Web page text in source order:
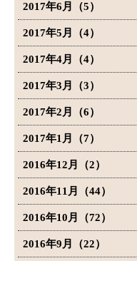
2017年6月（5）
2017年5月（4）
2017年4月（4）
2017年3月（3）
2017年2月（6）
2017年1月（7）
2016年12月（2）
2016年11月（44）
2016年10月（72）
2016年9月（22）